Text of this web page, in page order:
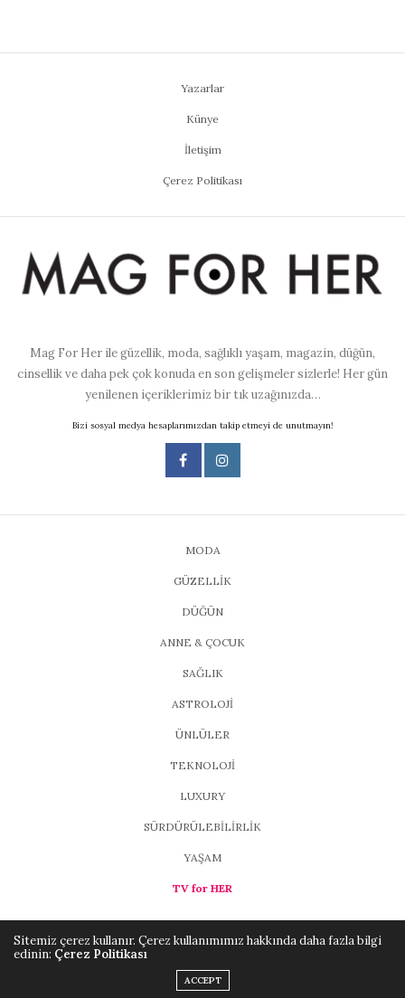
Yazarlar
Künye
İletişim
Çerez Politikası
Mag For Her ile güzellik, moda, sağlıklı yaşam, magazin, düğün,
cinsellik ve daha pek çok konuda en son gelişmeler sizlerle! Her gün
yenilenen içeriklerimiz bir tık uzağınızda…
Bizi sosyal medya hesaplarımızdan takip etmeyi de unutmayın!
MODA
GÜZELLİK
DÜĞÜN
ANNE & ÇOCUK
SAĞLIK
ASTROLOJİ
ÜNLÜLER
TEKNOLOJİ
LUXURY
SÜRDÜRÜLEBİLİRLİK
YAŞAM
TV for HER
Copyright ©2021, MAGFORHER
Sitemiz çerez kullanır. Çerez kullanımımız hakkında daha fazla bilgi
edinin: Çerez Politikası
ACCEPT